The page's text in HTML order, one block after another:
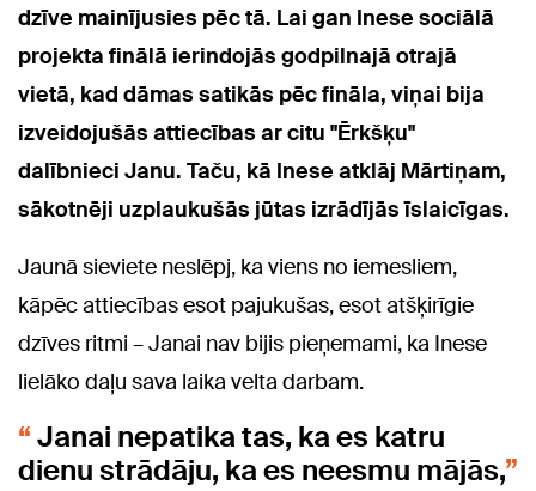
dzīve mainījusies pēc tā. Lai gan Inese sociālā
projekta finālā ierindojās godpilnajā otrajā
vietā, kad dāmas satikās pēc fināla, viņai bija
izveidojušās attiecības ar citu "Ērkšķu"
dalībnieci Janu. Taču, kā Inese atklāj Mārtiņam,
sākotnēji uzplaukušās jūtas izrādījās īslaicīgas.
Jaunā sieviete neslēpj, ka viens no iemesliem,
kāpēc attiecības esot pajukušas, esot atšķirīgie
dzīves ritmi – Janai nav bijis pieņemami, ka Inese
lielāko daļu sava laika velta darbam.
Janai nepatika tas, ka es katru
dienu strādāju, ka es neesmu mājās,